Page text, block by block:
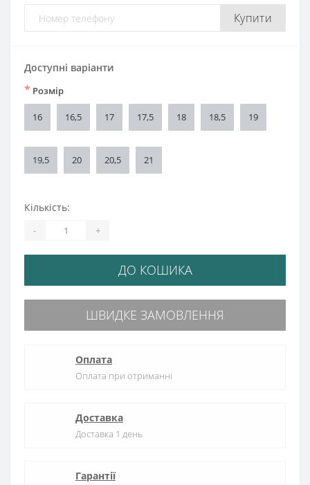
Купити
Доступні варіанти
* Розмір
16 16,5 17 17,5 18 18,5 19
19,5 20 20,5 21
Кількість:
- +
ДО КОШИКА
ШВИДКЕ ЗАМОВЛЕННЯ
Оплата
Оплата при отриманні
Доставка
Доставка 1 день
Гарантії